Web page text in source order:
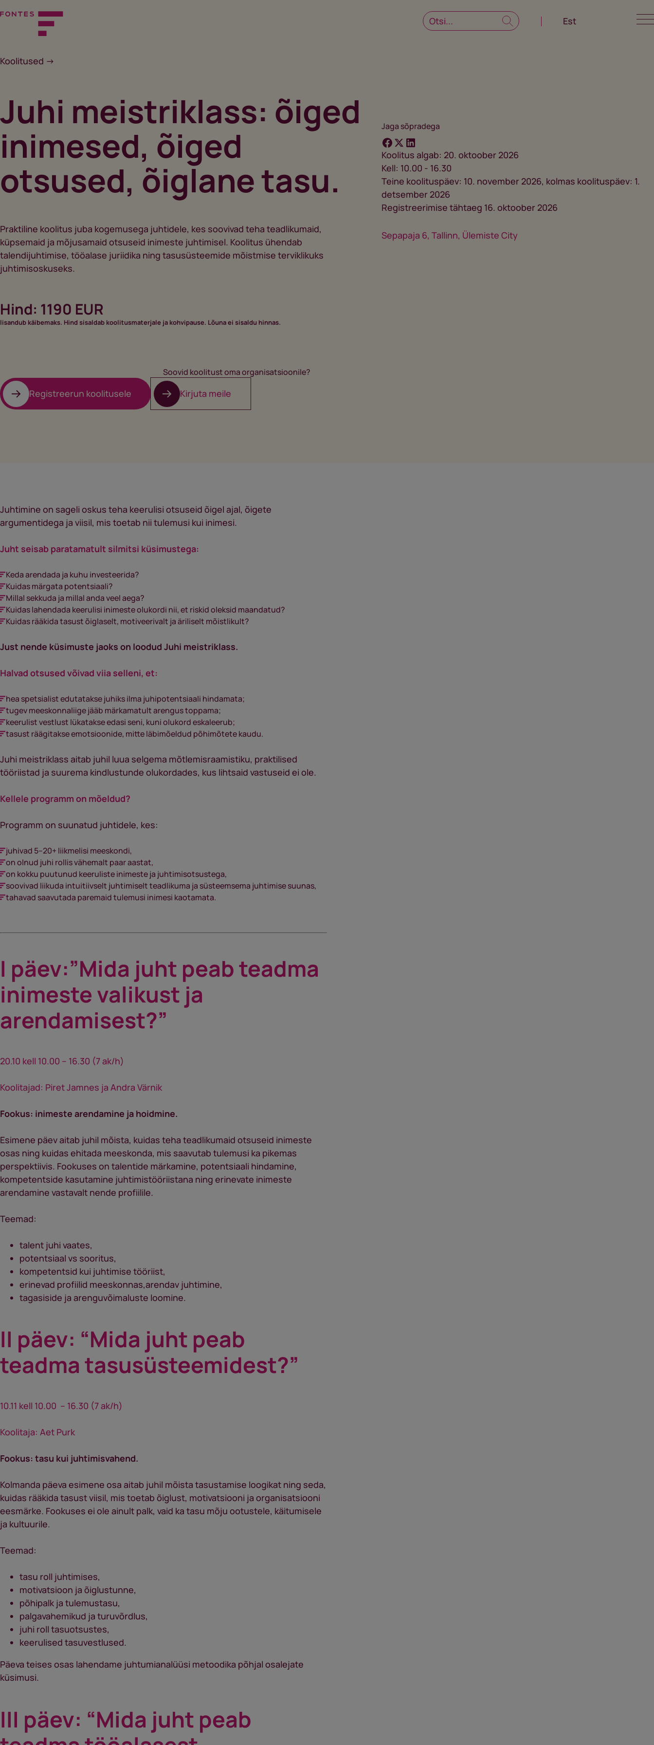
to
Est
Koolitused ->
Juhi meistriklass: õiged
inimesed, õiged
otsused, õiglane tasu.
Praktiline koolitus juba kogemusega juhtidele, kes soovivad teha teadlikumaid,
küpsemaid ja mõjusamaid otsuseid inimeste juhtimisel. Koolitus ühendab
talendijuhtimise, tööalase juriidika ning tasusüsteemide mõistmise terviklikuks
juhtimisoskuseks.
Hind: 1190 EUR
lisandub käibemaks. Hind sisaldab koolitusmaterjale ja kohvipause. Lõuna ei sisaldu hinnas.
Jaga sõpradega
Koolitus algab: 20. oktoober 2026
Kell: 10.00 - 16.30
Teine koolituspäev: 10. november 2026, kolmas koolituspäev: 1.
detsember 2026
Registreerimise tähtaeg 16. oktoober 2026
Sepapaja 6, Tallinn, Ülemiste City
Registreerun koolitusele
Soovid koolitust oma organisatsioonile?
Kirjuta meile
Juhtimine on sageli oskus teha keerulisi otsuseid õigel ajal, õigete
argumentidega ja viisil, mis toetab nii tulemusi kui inimesi.
Juht seisab paratamatult silmitsi küsimustega:
Keda arendada ja kuhu investeerida?
Kuidas märgata potentsiaali?
Millal sekkuda ja millal anda veel aega?
Kuidas lahendada keerulisi inimeste olukordi nii, et riskid oleksid maandatud?
Kuidas rääkida tasust õiglaselt, motiveerivalt ja äriliselt mõistlikult?
Just nende küsimuste jaoks on loodud Juhi meistriklass.
Halvad otsused võivad viia selleni, et:
hea spetsialist edutatakse juhiks ilma juhipotentsiaali hindamata;
tugev meeskonnaliige jääb märkamatult arengus toppama;
keerulist vestlust lükatakse edasi seni, kuni olukord eskaleerub;
tasust räägitakse emotsioonide, mitte läbimõeldud põhimõtete kaudu.
Juhi meistriklass aitab juhil luua selgema mõtlemisraamistiku, praktilised
tööriistad ja suurema kindlustunde olukordades, kus lihtsaid vastuseid ei ole.
Kellele programm on mõeldud?
Programm on suunatud juhtidele, kes:
juhivad 5–20+ liikmelisi meeskondi,
on olnud juhi rollis vähemalt paar aastat,
on kokku puutunud keeruliste inimeste ja juhtimisotsustega,
soovivad liikuda intuitiivselt juhtimiselt teadlikuma ja süsteemsema juhtimise suunas,
tahavad saavutada paremaid tulemusi inimesi kaotamata.
I päev:”Mida juht peab teadma
inimeste valikust ja
arendamisest?”
20.10 kell 10.00 – 16.30 (7 ak/h)
Koolitajad: Piret Jamnes ja Andra Värnik
Fookus: inimeste arendamine ja hoidmine.
Esimene päev aitab juhil mõista, kuidas teha teadlikumaid otsuseid inimeste
osas ning kuidas ehitada meeskonda, mis saavutab tulemusi ka pikemas
perspektiivis. Fookuses on talentide märkamine, potentsiaali hindamine,
kompetentside kasutamine juhtimistööriistana ning erinevate inimeste
arendamine vastavalt nende profiilile.
Teemad:
talent juhi vaates,
potentsiaal vs sooritus,
kompetentsid kui juhtimise tööriist,
erinevad profiilid meeskonnas,arendav juhtimine,
tagasiside ja arenguvõimaluste loomine.
II päev: “Mida juht peab
teadma tasusüsteemidest?”
10.11 kell 10.00 – 16.30 (7 ak/h)
Koolitaja: Aet Purk
Fookus: tasu kui juhtimisvahend.
Kolmanda päeva esimene osa aitab juhil mõista tasustamise loogikat ning seda,
kuidas rääkida tasust viisil, mis toetab õiglust, motivatsiooni ja organisatsiooni
eesmärke. Fookuses ei ole ainult palk, vaid ka tasu mõju ootustele, käitumisele
ja kultuurile.
Teemad:
tasu roll juhtimises,
motivatsioon ja õiglustunne,
põhipalk ja tulemustasu,
palgavahemikud ja turuvõrdlus,
juhi roll tasuotsustes,
keerulised tasuvestlused.
Päeva teises osas lahendame juhtumianalüüsi metoodika põhjal osalejate
küsimusi.
III päev: “Mida juht peab